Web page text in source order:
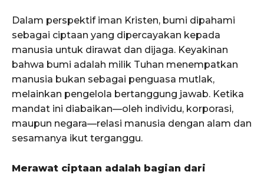
Dalam perspektif iman Kristen, bumi dipahami
sebagai ciptaan yang dipercayakan kepada
manusia untuk dirawat dan dijaga. Keyakinan
bahwa bumi adalah milik Tuhan menempatkan
manusia bukan sebagai penguasa mutlak,
melainkan pengelola bertanggung jawab. Ketika
mandat ini diabaikan—oleh individu, korporasi,
maupun negara—relasi manusia dengan alam dan
sesamanya ikut terganggu.
Merawat ciptaan adalah bagian dari